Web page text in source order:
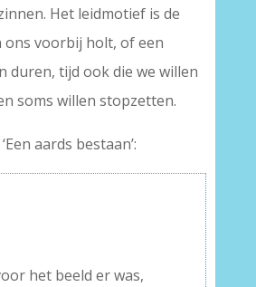
Het leidmotief is de
ons voorbij holt, of een
duren, tijd ook die we willen
soms willen stopzetten.
aards bestaan’:
het beeld er was,